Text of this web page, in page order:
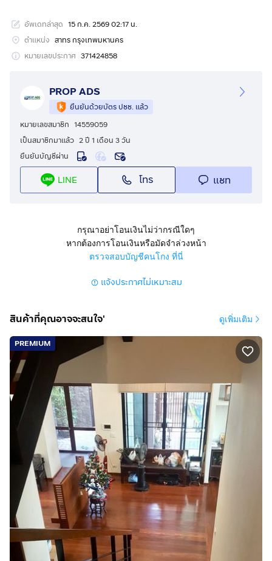
พิกัด : https://maps.app.goo.gl/n1Rpn7xDLs3WvMN17
ขนาดพื้นที่ : 161.8 ตรว. / พื้นที่ใช้สอย : 597.02 ตรม.
บ้านพระนนท์ เป็นเรือนไม้สักโบราณทรงโคโลเนียล
(Colonial Style) อายุกว่า 80 ปี โดยเคยได้รับรางวัลอนุรักษ์
ศิลปสถาปัตยกรรมดีเด่น ตั้งอยู่ย่านธุรกิจ ใจกลางสาธร หนึ่ง
ในทำเล Prime CBD ของกรุงเทพฯ พร้อมสระว่ายน้ำส่วนตัว
บรรยากาศเงียบสงบ
- ผังเมืองสีน้ำตาล (ย.10)
- 2 ชั้น | 2 อาคาร
- ห่าง BTS สุรศักดิ์ ประมาณ 300 เมตร
- เชื่อมต่อถนนสาทร สีลม และเจริญกรุงได้สะดวก
ไม่กี่นาที
สถานที่ใกล้เคียง
- เซ็นทรัลบางรัก
- ไอคอนสยาม
- ม.เทคโนโลยีราชมงคลกรุงเทพ (พระนครใต้)
- รพ.เซนต์หลุย / โรงพยาบาลเอ็มเอสเค
ราคาขาย : 150 ล้านบาท
สนใจติดต่อ
คุณเอ๋ :กดเพื่อดูเบอร์โทร xxxxxx936/ ID : aeyair
คุณอภิชาติ : กดเพื่อดูเบอร์โทร xxxxxx233​
อัพเดทล่าสุด 15 ก.ค. 2569 02:17 น.
ตำแหน่ง สาทร กรุงเทพมหานคร
หมายเลขประกาศ 371424858
PROP ADS
ยืนยันด้วยบัตร ปชช. แล้ว
หมายเลขสมาชิก 14559059
เป็นสมาชิกมาแล้ว 2 ปี 1 เดือน 3 วัน
ยืนยันบัญชีผ่าน
LINE โทร แชท
กรุณาอย่าโอนเงินไม่ว่ากรณีใดๆ
หากต้องการโอนเงินหรือมัดจำล่วงหน้า
ตรวจสอบบัญชีคนโกง ที่นี่
แจ้งประกาศไม่เหมาะสม
สินค้าที่คุณอาจจะสนใจ' ดูเพิ่มเติม
PREMIUM